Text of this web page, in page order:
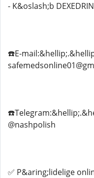
- K&oslash;b
☎️E-
@nashpolish
✅ P&aring;lidelige